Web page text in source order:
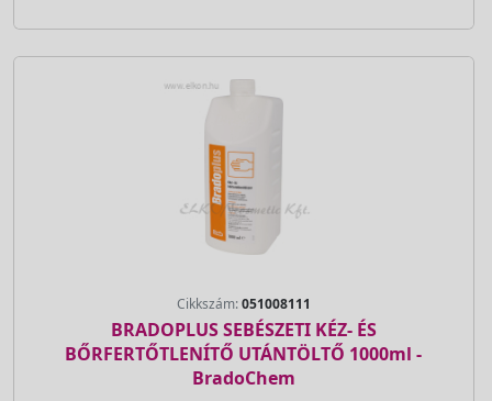
Cikkszám:051008111
BRADOPLUS SEBÉSZETI KÉZ- ÉS
BŐRFERTŐTLENÍTŐ UTÁNTÖLTŐ 1000ml -
BradoChem